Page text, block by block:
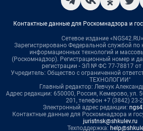
Контактные данные для Роскомнадзора и
Сетевое издание
Зарегистрировано Федеральной службой по
информационных технологий и
(Роскомнадзор). Регистрационный номер и
регистрации - ЭЛ № ФС 77-78817 от
Учредитель: Общество с ограниченной
ТЕХНОЛОГИИ"
Главный редактор: Левчук
Адрес редакции: 650000, Россия, Кемерово, ул.
201, телефон +7 (3842) 23-
Электронный адрес редакции:
Контактные данные для Роскомнадзора и
juristnsk@shkulev.ru
Техподдержка: